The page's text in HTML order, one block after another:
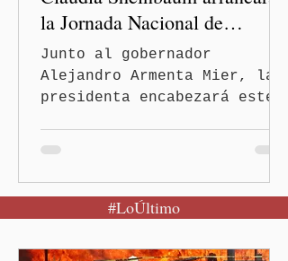
la Jornada Nacional de
Reforestación
Junto al gobernador
Alejandro Armenta Mier, la
presidenta encabezará este
de México.-Puebla será el
punto de partida de la
Reforestación, una
#LoÚltimo